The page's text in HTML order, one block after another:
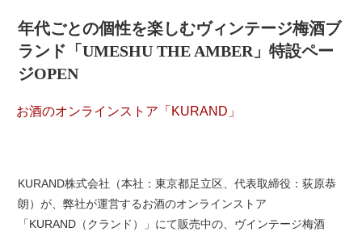
年代ごとの個性を楽しむヴィンテージ梅酒ブ
ランド「UMESHU THE AMBER」特設ペー
ジOPEN
お酒のオンラインストア「KURAND」
KURAND株式会社（本社：東京都足立区、代表取締役：荻原恭
朗）が、弊社が運営するお酒のオンラインストア
「KURAND（クランド）」にて販売中の、ヴインテージ梅酒